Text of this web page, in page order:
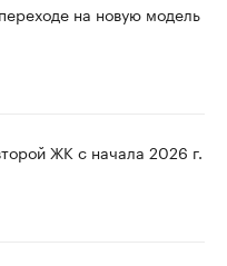
на новую модель
ЖК с начала 2026 г.